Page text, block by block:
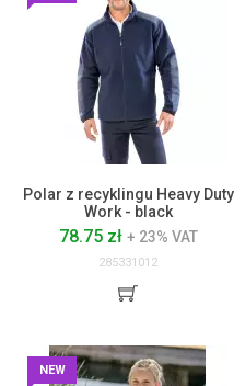
Polar z recyklingu Heavy Duty
Work - black
78.75 zł + 23% VAT
285331012
NEW